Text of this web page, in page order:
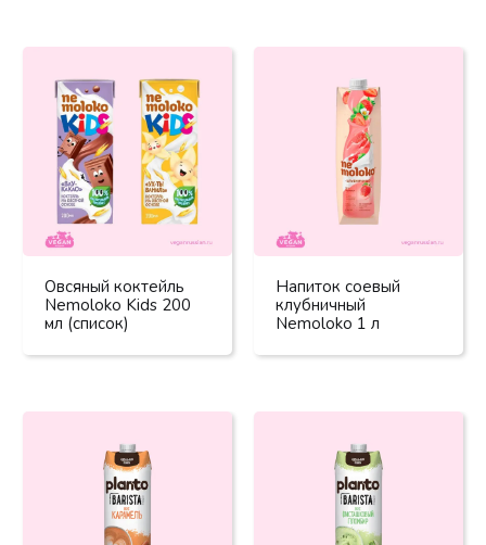
Овсяный коктейль
Nemoloko Kids 200
мл (список)
Напиток соевый
клубничный
Nemoloko 1 л